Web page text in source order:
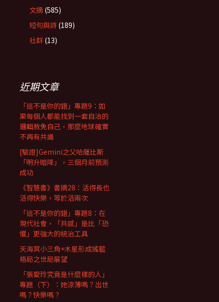
文摘 (585)
短句與詩 (189)
社群 (13)
近期文章
「這不是你的錯」專題9：如
果每個人都能找到一套自洽的
邏輯赦免自己，那麼地球確實
不再有共識
[驗證]Gemini之父哈薩比斯
「明升暗降」，三個月前預測
成功
《智慧書》書摘28：活得長也
活得快樂，等於活兩次
「這不是你的錯」專題8：在
現代社會，「共感」是比「恐
懼」更強大的統治工具
天海冥小三角+木星形成搖籃
格局之世局展望
「張愛玲究竟是什麼樣的人」
專題（下）：她涼薄嗎？出世
嗎？快樂嗎？